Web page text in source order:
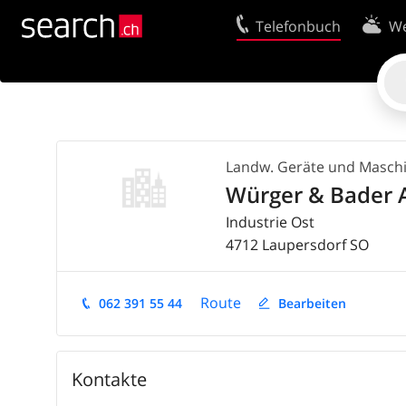
Telefonbuch
Landw. Geräte und
Würger & Bader
Industrie Ost
4712 LaupersdorfSO
062 391 55 44 Route Bearbeiten
Kontakte
Ihr Eintrag
Tipps & Tricks
Kontakt
Cookie-